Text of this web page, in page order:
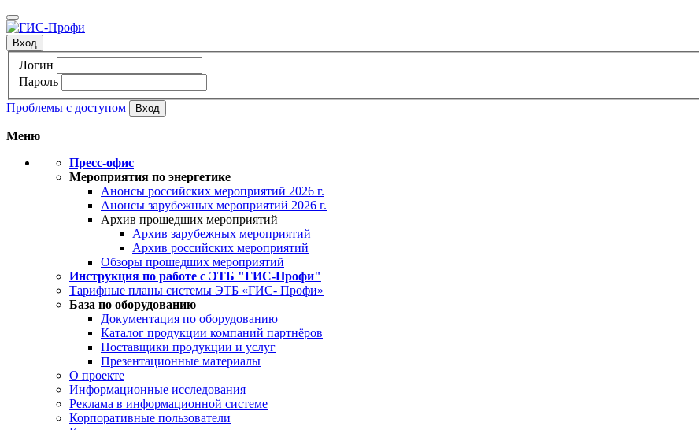
Вход
Логин
Пароль
Проблемы с доступом
Меню
Пресс-офис
Мероприятия по энергетике
Анонсы российских мероприятий 2026 г.
Анонсы зарубежных мероприятий 2026 г.
Архив прошедших мероприятий
Архив зарубежных мероприятий
Архив российских мероприятий
Обзоры прошедших мероприятий
Инструкция по работе с ЭТБ "ГИС-Профи"
Тарифные планы системы ЭТБ «ГИС- Профи»
База по оборудованию
Документация по оборудованию
Каталог продукции компаний партнёров
Поставщики продукции и услуг
Презентационные материалы
О проекте
Информационные исследования
Реклама в информационной системе
Корпоративные пользователи